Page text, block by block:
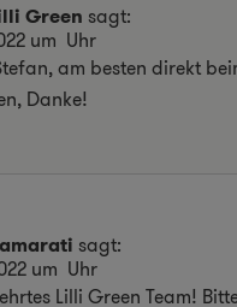
Green sagt:
um Uhr
am besten direkt
Danke!
sagt:
um Uhr
Lilli Green Team!